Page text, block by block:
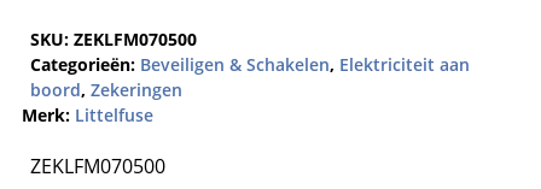
SKU: ZEKLFM070500
Categorieën: Beveiligen & Schakelen, Elektriciteit aan
boord, Zekeringen
Merk: Littelfuse
ZEKLFM070500